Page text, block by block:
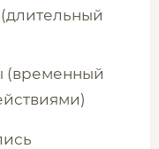
(временный